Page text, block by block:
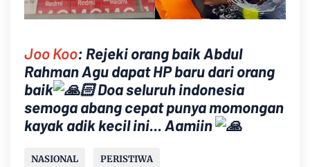
Joo Koo: Rejeki orang baik Abdul
Rahman Agu dapat HP baru dari orang
baik
Doa seluruh indonesia
semoga abang cepat punya momongan
kayak adik kecil ini... Aamiin
NASIONAL PERISTIWA